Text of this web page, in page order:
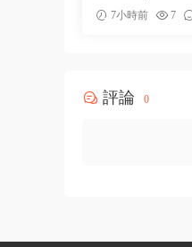
7小時前 7
評論 0